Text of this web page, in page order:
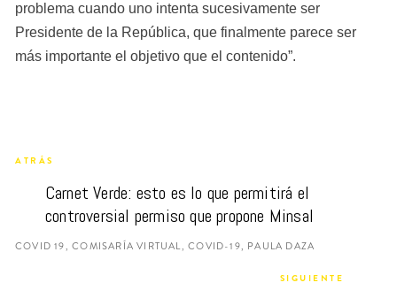
problema cuando uno intenta sucesivamente ser
Presidente de la República, que finalmente parece ser
más importante el objetivo que el contenido”.
ATRÁS
Carnet Verde: esto es lo que permitirá el
controversial permiso que propone Minsal
COVID 19, COMISARÍA VIRTUAL, COVID-19, PAULA DAZA
SIGUIENTE